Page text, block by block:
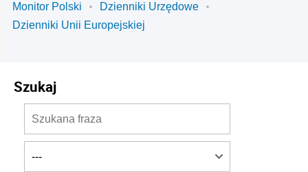
Monitor Polski
Dzienniki Urzędowe
Dzienniki Unii Europejskiej
Szukaj